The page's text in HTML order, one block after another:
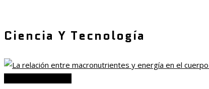
Ciencia Y Tecnología